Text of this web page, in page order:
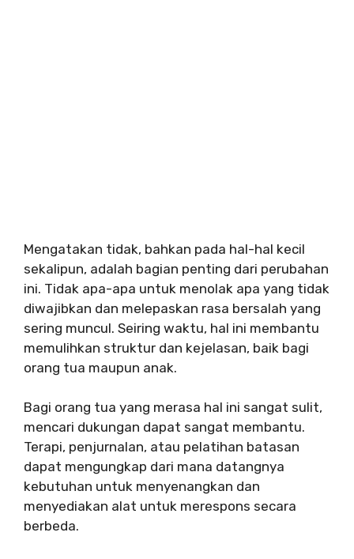
Mengatakan tidak, bahkan pada hal-hal kecil
sekalipun, adalah bagian penting dari perubahan
ini. Tidak apa-apa untuk menolak apa yang tidak
diwajibkan dan melepaskan rasa bersalah yang
sering muncul. Seiring waktu, hal ini membantu
memulihkan struktur dan kejelasan, baik bagi
orang tua maupun anak.
Bagi orang tua yang merasa hal ini sangat sulit,
mencari dukungan dapat sangat membantu.
Terapi, penjurnalan, atau pelatihan batasan
dapat mengungkap dari mana datangnya
kebutuhan untuk menyenangkan dan
menyediakan alat untuk merespons secara
berbeda.